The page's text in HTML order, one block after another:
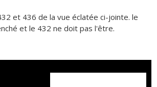
et 436 de la vue éclatée ci-jointe. le
et le 432 ne doit pas l'être.